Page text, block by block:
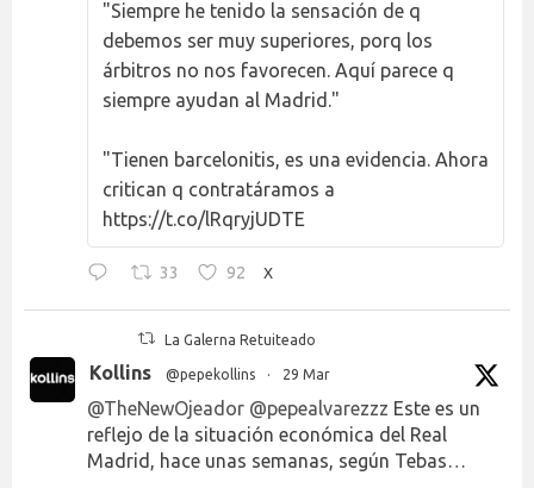
"Siempre he tenido la sensación de q
debemos ser muy superiores, porq los
árbitros no nos favorecen. Aquí parece q
siempre ayudan al Madrid."
"Tienen barcelonitis, es una evidencia. Ahora
critican q contratáramos a
https://t.co/lRqryjUDTE
33 92 X
La Galerna Retuiteado
Kollins @pepekollins · 29 Mar
@TheNewOjeador @pepealvarezzz Este es un
reflejo de la situación económica del Real
Madrid, hace unas semanas, según Tebas…